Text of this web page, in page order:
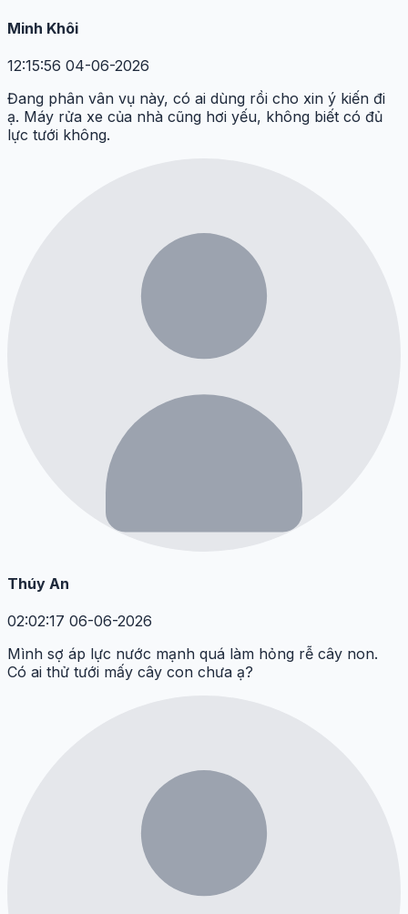
Minh Khôi
12:15:56 04-06-2026
Đang phân vân vụ này, có ai dùng rồi cho xin ý kiến đi
ạ. Máy rửa xe của nhà cũng hơi yếu, không biết có đủ
lực tưới không.
Thúy An
02:02:17 06-06-2026
Mình sợ áp lực nước mạnh quá làm hỏng rễ cây non.
Có ai thử tưới mấy cây con chưa ạ?